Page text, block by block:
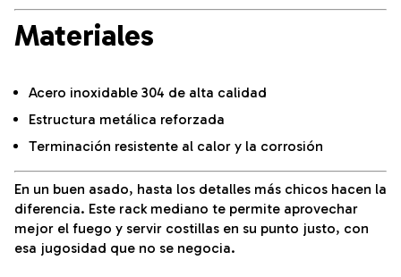
Materiales
Acero inoxidable 304 de alta calidad
Estructura metálica reforzada
Terminación resistente al calor y la corrosión
En un buen asado, hasta los detalles más chicos hacen la
diferencia. Este rack mediano te permite aprovechar
mejor el fuego y servir costillas en su punto justo, con
esa jugosidad que no se negocia.